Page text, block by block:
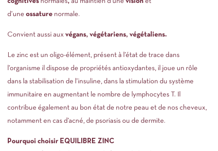
d’une ossature normale.
Convient aussi aux végans, végétariens, végétaliens.
Le zinc est un oligo-élément, présent à l’état de trace dans
l’organisme il dispose de propriétés antioxydantes, il joue un rôle
dans la stabilisation de l’insuline, dans la stimulation du système
immunitaire en augmentant le nombre de lymphocytes T. Il
contribue également au bon état de notre peau et de nos cheveux,
notamment en cas d’acné, de psoriasis ou de dermite.
Pourquoi choisir EQUILIBRE ZINC